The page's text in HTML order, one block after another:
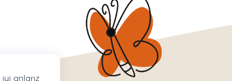
anlarız